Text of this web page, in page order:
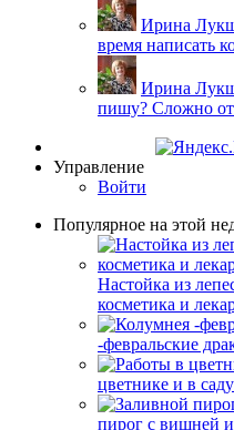
Ирина
время написать
Ирина
пишу? Сложно
Управление
Войти
Популярное на этой
Настойка из
косметика и
-февральские
цветнике и в
пирог с вишней